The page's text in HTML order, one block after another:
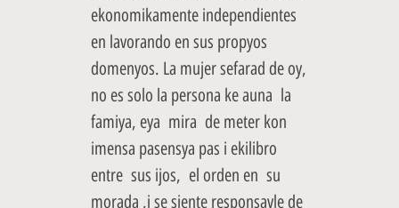
ekonomikamente independientes
en lavorando en sus propyos
domenyos. La mujer sefarad de oy,
no es solo la persona ke auna la
famiya, eya mira de meter kon
imensa pasensya pas i ekilibro
entre sus ijos, el orden en su
morada ,i se siente responsavle de